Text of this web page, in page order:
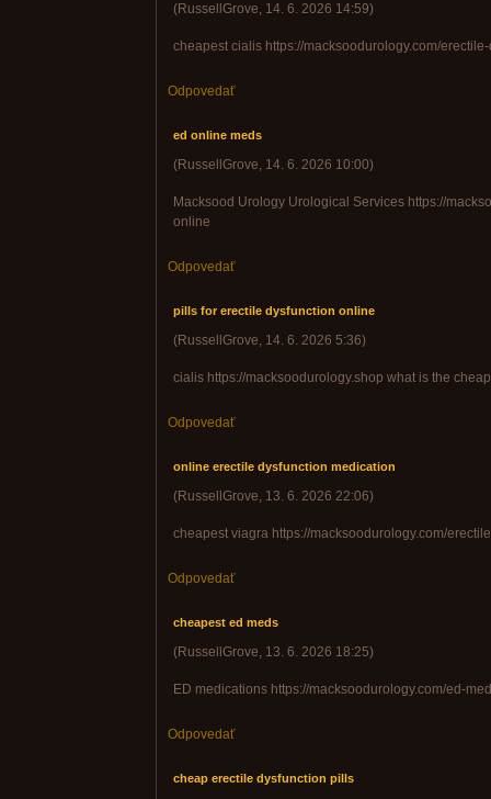
(RussellGrove, 14. 6. 2026 14:59)
cheapest cialis https://macksoodurology.com/
Odpovedať
ed online meds
(RussellGrove, 14. 6. 2026 10:00)
Macksood Urology Urological Services https://
online
Odpovedať
pills for erectile dysfunction online
(RussellGrove, 14. 6. 2026 5:36)
cialis https://macksoodurology.shop what is the
Odpovedať
online erectile dysfunction medication
(RussellGrove, 13. 6. 2026 22:06)
cheapest viagra https://macksoodurology.com/
Odpovedať
cheapest ed meds
(RussellGrove, 13. 6. 2026 18:25)
ED medications https://macksoodurology.com/ed-
Odpovedať
cheap erectile dysfunction pills